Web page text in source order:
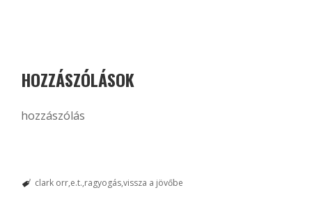
HOZZÁSZÓLÁSOK
hozzászólás
clark orr e.t. ragyogásvissza a jövőbe